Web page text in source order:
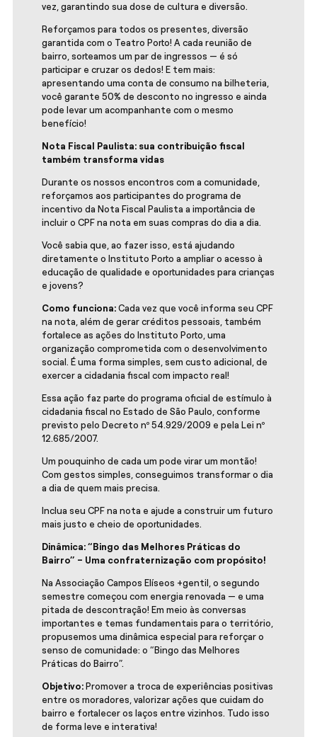
vez, garantindo sua dose de cultura e diversão.
Reforçamos para todos os presentes, diversão
garantida com o Teatro Porto! A cada reunião de
bairro, sorteamos um par de ingressos — é só
participar e cruzar os dedos! E tem mais:
apresentando uma conta de consumo na bilheteria,
você garante 50% de desconto no ingresso e ainda
pode levar um acompanhante com o mesmo
benefício!
Nota Fiscal Paulista: sua contribuição fiscal
também transforma vidas
Durante os nossos encontros com a comunidade,
reforçamos aos participantes do programa de
incentivo da Nota Fiscal Paulista a importância de
incluir o CPF na nota em suas compras do dia a dia.
Você sabia que, ao fazer isso, está ajudando
diretamente o Instituto Porto a ampliar o acesso à
educação de qualidade e oportunidades para crianças
e jovens?
Como funciona:Cada vez que você informa seu CPF
na nota, além de gerar créditos pessoais, também
fortalece as ações do Instituto Porto, uma
organização comprometida com o desenvolvimento
social. É uma forma simples, sem custo adicional, de
exercer a cidadania fiscal com impacto real!
Essa ação faz parte do programa oficial de estímulo à
cidadania fiscal no Estado de São Paulo, conforme
previsto pelo Decreto nº 54.929/2009 e pela Lei nº
12.685/2007.
Um pouquinho de cada um pode virar um montão!
Com gestos simples, conseguimos transformar o dia
a dia de quem mais precisa.
Inclua seu CPF na nota e ajude a construir um futuro
mais justo e cheio de oportunidades.
Dinâmica: “Bingo das Melhores Práticas do
Bairro” – Uma confraternização com propósito!
Na Associação Campos Elíseos +gentil, o segundo
semestre começou com energia renovada — e uma
pitada de descontração! Em meio às conversas
importantes e temas fundamentais para o território,
propusemos uma dinâmica especial para reforçar o
senso de comunidade: o “Bingo das Melhores
Práticas do Bairro”.
Objetivo:Promover a troca de experiências positivas
entre os moradores, valorizar ações que cuidam do
bairro e fortalecer os laços entre vizinhos. Tudo isso
de forma leve e interativa!